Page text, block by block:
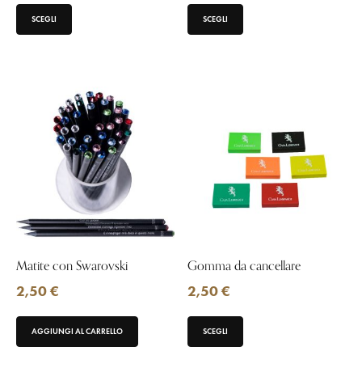
SCEGLI SCEGLI
Matite con Swarovski
2,50€
AGGIUNGI AL CARRELLO
Gomma da cancellare
2,50€
SCEGLI